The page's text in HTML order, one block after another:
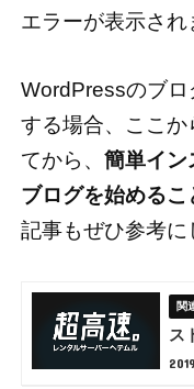
エラーが表示され
WordPressのブロ
する場合、ここか
てから、 簡単イ
ブログを始めるこ
記事もぜひ参考
ス